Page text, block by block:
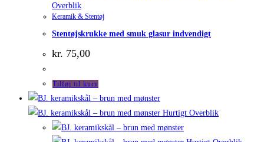
Overblik
Keramik & Stentøj
Stentøjskrukke med smuk glasur indvendigt
kr. 75,00
Tilføj til kurv
Hurtigt Overblik